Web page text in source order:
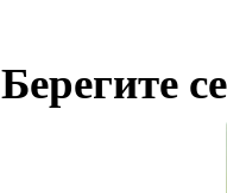
Берегите